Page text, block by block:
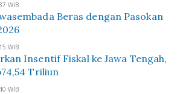
WIB
Beras dengan Pasokan
WIB
Insentif Fiskal ke Jawa Tengah,
Triliun
WIB